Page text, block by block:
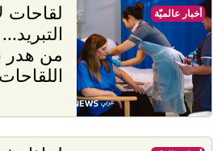
لقاحات
من هدر
أخبار عالميّة